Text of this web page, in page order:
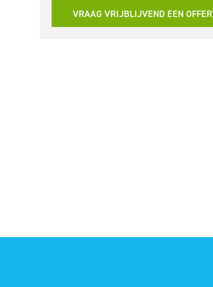
VRAAG VRIJBLIJVEND EEN